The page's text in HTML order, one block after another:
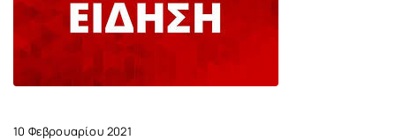
10 Φεβρουαρίου 2021